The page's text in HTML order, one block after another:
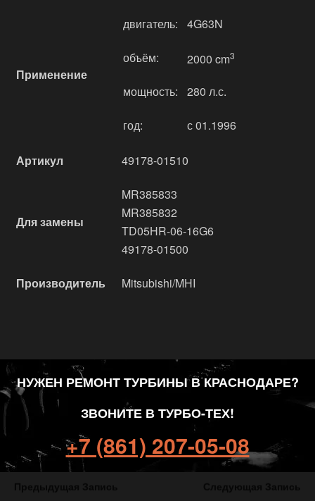
Применение
двигатель: 4G63N
объём: 2000 cm3
мощность: 280 л.с.
год: с 01.1996
Артикул 49178-01510
Для замены
MR385833
MR385832
TD05HR-06-16G6
49178-01500
Производитель Mitsubishi/MHI
НУЖЕН РЕМОНТ ТУРБИНЫ В КРАСНОДАРЕ?
ЗВОНИТЕ В ТУРБО-ТЕХ!
+7 (861) 207-05-08